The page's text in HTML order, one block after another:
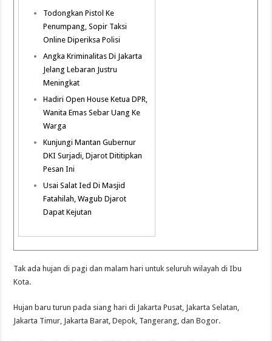
Todongkan Pistol Ke
Penumpang, Sopir Taksi
Online Diperiksa Polisi
Angka Kriminalitas Di Jakarta
Jelang Lebaran Justru
Meningkat
Hadiri Open House Ketua DPR,
Wanita Emas Sebar Uang Ke
Warga
Kunjungi Mantan Gubernur
DKI Surjadi, Djarot Dititipkan
Pesan Ini
Usai Salat Ied Di Masjid
Fatahilah, Wagub Djarot
Dapat Kejutan
Tak ada hujan di pagi dan malam hari untuk seluruh wilayah di Ibu
Kota.
Hujan baru turun pada siang hari di Jakarta Pusat, Jakarta Selatan,
Jakarta Timur, Jakarta Barat, Depok, Tangerang, dan Bogor.